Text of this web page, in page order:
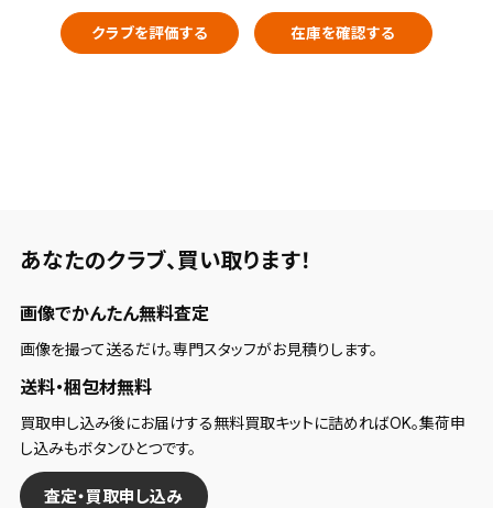
クラブを評価する 在庫を確認する
あなたのクラブ、 買い取ります！
画像でかんたん無料査定
画像を撮って送るだけ。専門スタッフがお見積りします。
送料・梱包材無料
買取申し込み後にお届けする無料買取キットに詰めればOK。集荷申
し込みもボタンひとつです。
査定・買取申し込み